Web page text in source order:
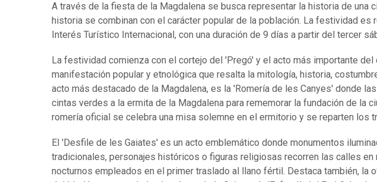
A través de la fiesta de la Magdalena se busca representar la historia de una
historia se combinan con el carácter popular de la población. La festividad es
Interés Turístico Internacional, con una duración de 9 días a partir del tercer
La festividad comienza con el cortejo del 'Pregó' y el acto más importante del
manifestación popular y etnológica que resalta la mitología, historia,
acto más destacado de la Magdalena, es la 'Romería de les Canyes' donde
cintas verdes a la ermita de la Magdalena para rememorar la fundación de la
romería oficial se celebra una misa solemne en el ermitorio y se reparten los
El 'Desfile de les Gaiates' es un acto emblemático donde monumentos
tradicionales, personajes históricos o figuras religiosas recorren las calles
nocturnos empleados en el primer traslado al llano fértil. Destaca también, la